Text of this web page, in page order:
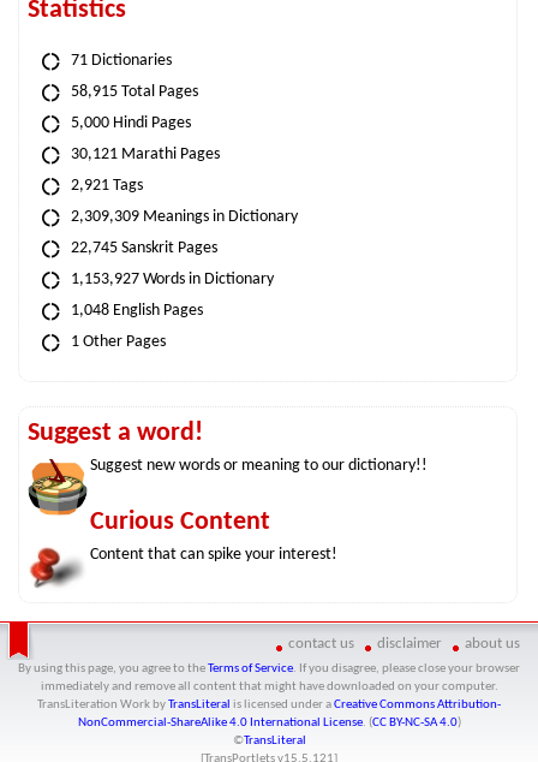
Statistics
71 Dictionaries
58,915 Total Pages
5,000 Hindi Pages
30,121 Marathi Pages
2,921 Tags
2,309,309 Meanings in Dictionary
22,745 Sanskrit Pages
1,153,927 Words in Dictionary
1,048 English Pages
1 Other Pages
Suggest a word!
Suggest new words or meaning to our dictionary!!
Curious Content
Content that can spike your interest!
contact us disclaimer about us
By using this page, you agree to the Terms of Service. If you disagree, please close your browser
immediately and remove all content that might have downloaded on your computer.
TransLiteration Workby TransLiteral is licensed under aCreative Commons Attribution-
NonCommercial-ShareAlike 4.0 International License. (CC BY-NC-SA 4.0)
©TransLiteral